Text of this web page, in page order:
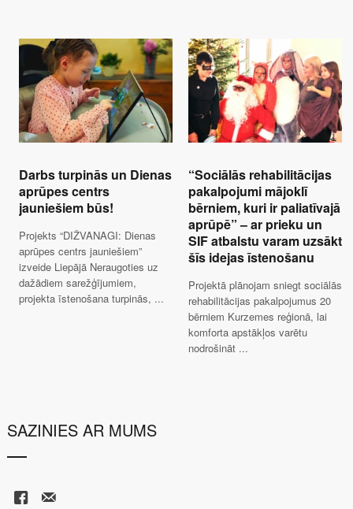
Darbs turpinās un Dienas
aprūpes centrs
jauniešiem būs!
Projekts “DIŽVANAGI: Dienas
aprūpes centrs jauniešiem”
izveide Liepājā Neraugoties uz
dažādiem sarežģījumiem,
projekta īstenošana turpinās, ...
“Sociālās rehabilitācijas
pakalpojumi mājoklī
bērniem, kuri ir paliatīvajā
aprūpē” – ar prieku un
SIF atbalstu varam uzsākt
šīs idejas īstenošanu
Projektā plānojam sniegt sociālās
rehabilitācijas pakalpojumus 20
bērniem Kurzemes reģionā, lai
komforta apstākļos varētu
nodrošināt ...
SAZINIES AR MUMS